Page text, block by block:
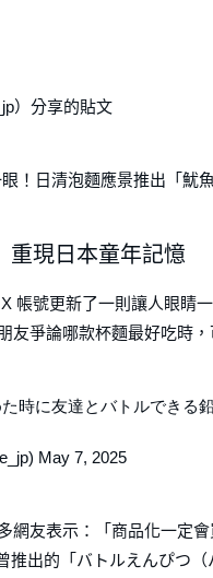
）分享的貼文
！日清泡麵應景推出「魷
重現日本童年記憶
帳號更新了一則讓人眼睛
友爭論哪款杯麵最好吃時
時に友達とバトルできる
May 7, 2025
網友表示：「商品化一定
推出的「バトルえんぴつ